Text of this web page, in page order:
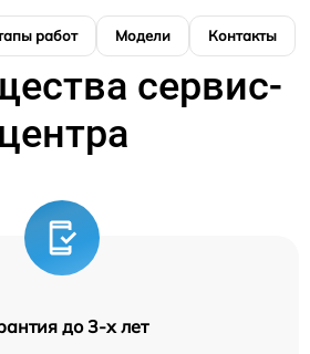
работ Модели Контакты
сервис-
центра
до 3-х лет